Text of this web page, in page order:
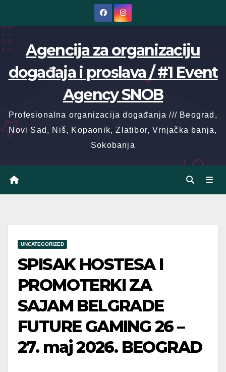
content
Agencija za organizaciju
događaja i proslava / #1 Event
Agency SNOB
Profesionalna organizacija događanja /// Beograd,
Novi Sad, Niš, Kopaonik, Zlatibor, Vrnjačka banja,
Sokobanja
UNCATEGORIZED
SPISAK HOSTESA I
PROMOTERKI ZA
SAJAM BELGRADE
FUTURE GAMING 26 –
27. maj 2026. BEOGRAD